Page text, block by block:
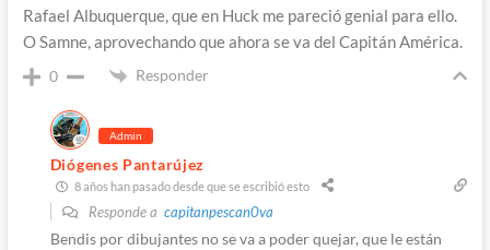
Rafael Albuquerque, que en Huck me pareció genial para ello.
O Samne, aprovechando que ahora se va del Capitán América.
0 Responder
Admin
Diógenes Pantarújez
8 años han pasado desde que se escribió esto
Responde a capitanpescan0va
Bendis por dibujantes no se va a poder quejar, que le están